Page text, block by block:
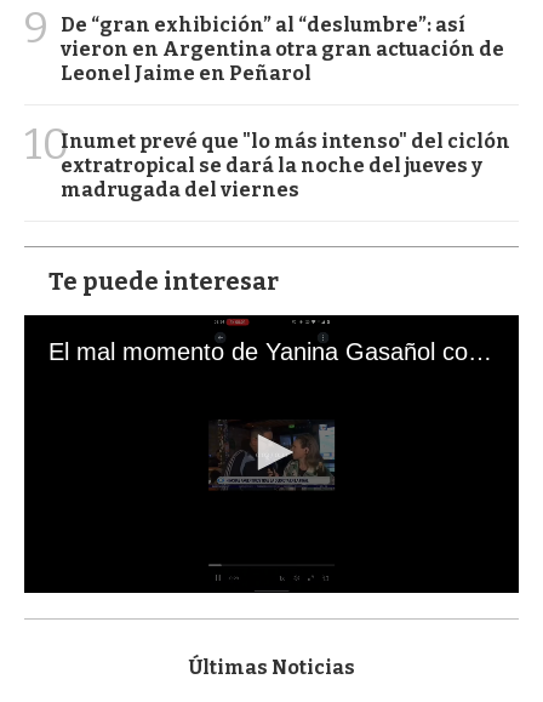
9
De “gran exhibición” al “deslumbre”: así
vieron en Argentina otra gran actuación de
Leonel Jaime en Peñarol
10Inumet prevé que "lo más intenso" del ciclón
extratropical se dará la noche del jueves y
madrugada del viernes
Te puede interesar
El mal momento de Yanina Gasañol con un hincha argentino en "Subrayado"
s
Últimas Noticias